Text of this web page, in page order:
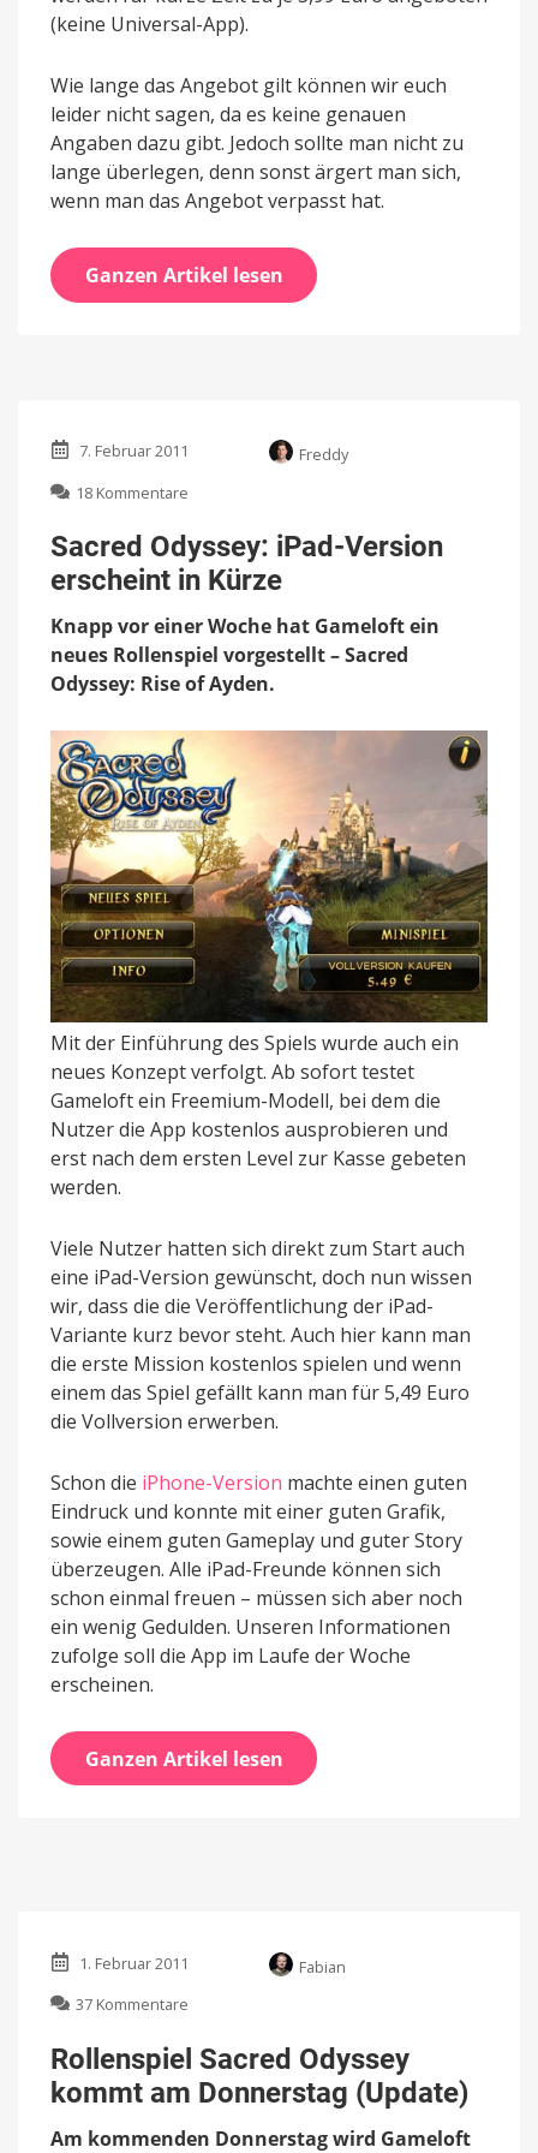
(keine Universal-App).
Wie lange das Angebot gilt können wir euch
leider nicht sagen, da es keine genauen
Angaben dazu gibt. Jedoch sollte man nicht zu
lange überlegen, denn sonst ärgert man sich,
wenn man das Angebot verpasst hat.
Ganzen Artikel lesen
7. Februar 2011
Freddy
18 Kommentare
Odyssey:
iPad-
Version
in
Kürze
Sacred Odyssey: iPad-Version
erscheint in Kürze
Knapp vor einer Woche hat Gameloft ein
neues Rollenspiel vorgestellt – Sacred
Odyssey: Rise of Ayden.
Mit der Einführung des Spiels wurde auch ein
neues Konzept verfolgt. Ab sofort testet
Gameloft ein Freemium-Modell, bei dem die
Nutzer die App kostenlos ausprobieren und
erst nach dem ersten Level zur Kasse gebeten
werden.
Viele Nutzer hatten sich direkt zum Start auch
eine iPad-Version gewünscht, doch nun wissen
wir, dass die die Veröffentlichung der iPad-
Variante kurz bevor steht. Auch hier kann man
die erste Mission kostenlos spielen und wenn
einem das Spiel gefällt kann man für 5,49 Euro
die Vollversion erwerben.
Schon die iPhone-Version machte einen guten
Eindruck und konnte mit einer guten Grafik,
sowie einem guten Gameplay und guter Story
überzeugen. Alle iPad-Freunde können sich
schon einmal freuen – müssen sich aber noch
ein wenig Gedulden. Unseren Informationen
zufolge soll die App im Laufe der Woche
erscheinen.
Ganzen Artikel lesen
1. Februar 2011
Fabian
37 Kommentare
Sacred
Odyssey
kommt
Donnerstag
Rollenspiel Sacred Odyssey
kommt am Donnerstag (Update)
Am kommenden Donnerstag wird Gameloft